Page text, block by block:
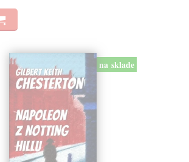
na sklade